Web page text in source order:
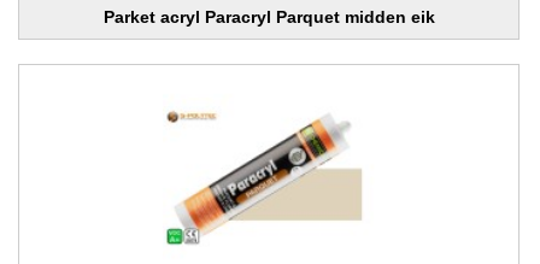
Parket acryl Paracryl Parquet midden eik